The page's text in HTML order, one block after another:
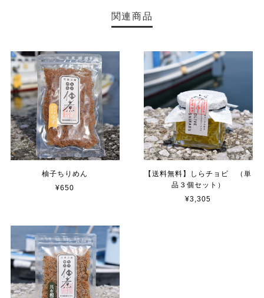
関連商品
柚子ちりめん
¥650
【送料無料】しらチョビ （単
品３個セット）
¥3,305